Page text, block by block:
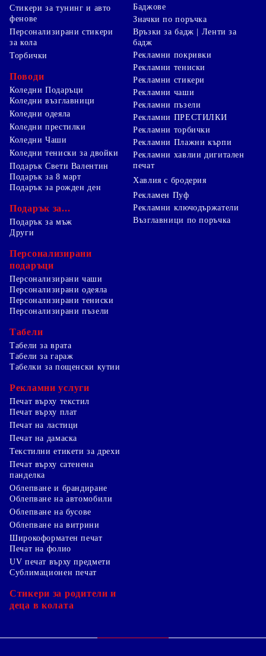
Стикери за тунинг и авто
фенове
Персонализирани стикери
за кола
Торбички
Поводи
Коледни Подаръци
Коледни възглавници
Коледни одеяла
Коледни престилки
Коледни Чаши
Коледни тениски за двойки
Подарък Свети Валентин
Подарък за 8 март
Подарък за рожден ден
Подарък за...
Подарък за мъж
Баджове
Значки по поръчка
Връзки за бадж | Ленти за
бадж
Рекламни покривки
Рекламни тениски
Рекламни стикери
Рекламни чаши
Рекламни пъзели
Рекламни ПРЕСТИЛКИ
Рекламни торбички
Рекламни Плажни кърпи
Рекламни хавлии дигитален
печат
Хавлия с бродерия
Рекламен Пуф
Рекламни ключодържатели
Възглавници по поръчка
Други
Персонализирани
подаръци
Персонализирани чаши
Персонализирани одеяла
Персонализирани тениски
Персонализирани пъзели
Табели
Табели за врата
Табели за гараж
Табелки за пощенски кутии
Рекламни услуги
Печат върху текстил
Печат върху плат
Печат на ластици
Печат на дамаска
Текстилни етикети за дрехи
Печат върху сатенена
панделка
Облепване и брандиране
Облепване на автомобили
Облепване на бусове
Облепване на витрини
Широкоформатен печат
Печат на фолио
UV печат върху предмети
Сублимационен печат
Стикери за родители и
деца в колата